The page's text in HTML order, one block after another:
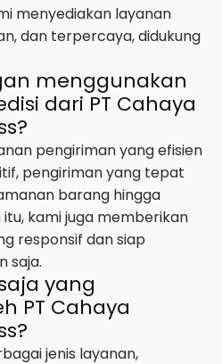
menyediakan layanan
dan terpercaya, didukung
menggunakan
dari PT Cahaya
pengiriman yang efisien
pengiriman yang tepat
barang hingga
itu, kami juga memberikan
responsif dan siap
saja.
yang
PT Cahaya
jenis layanan,